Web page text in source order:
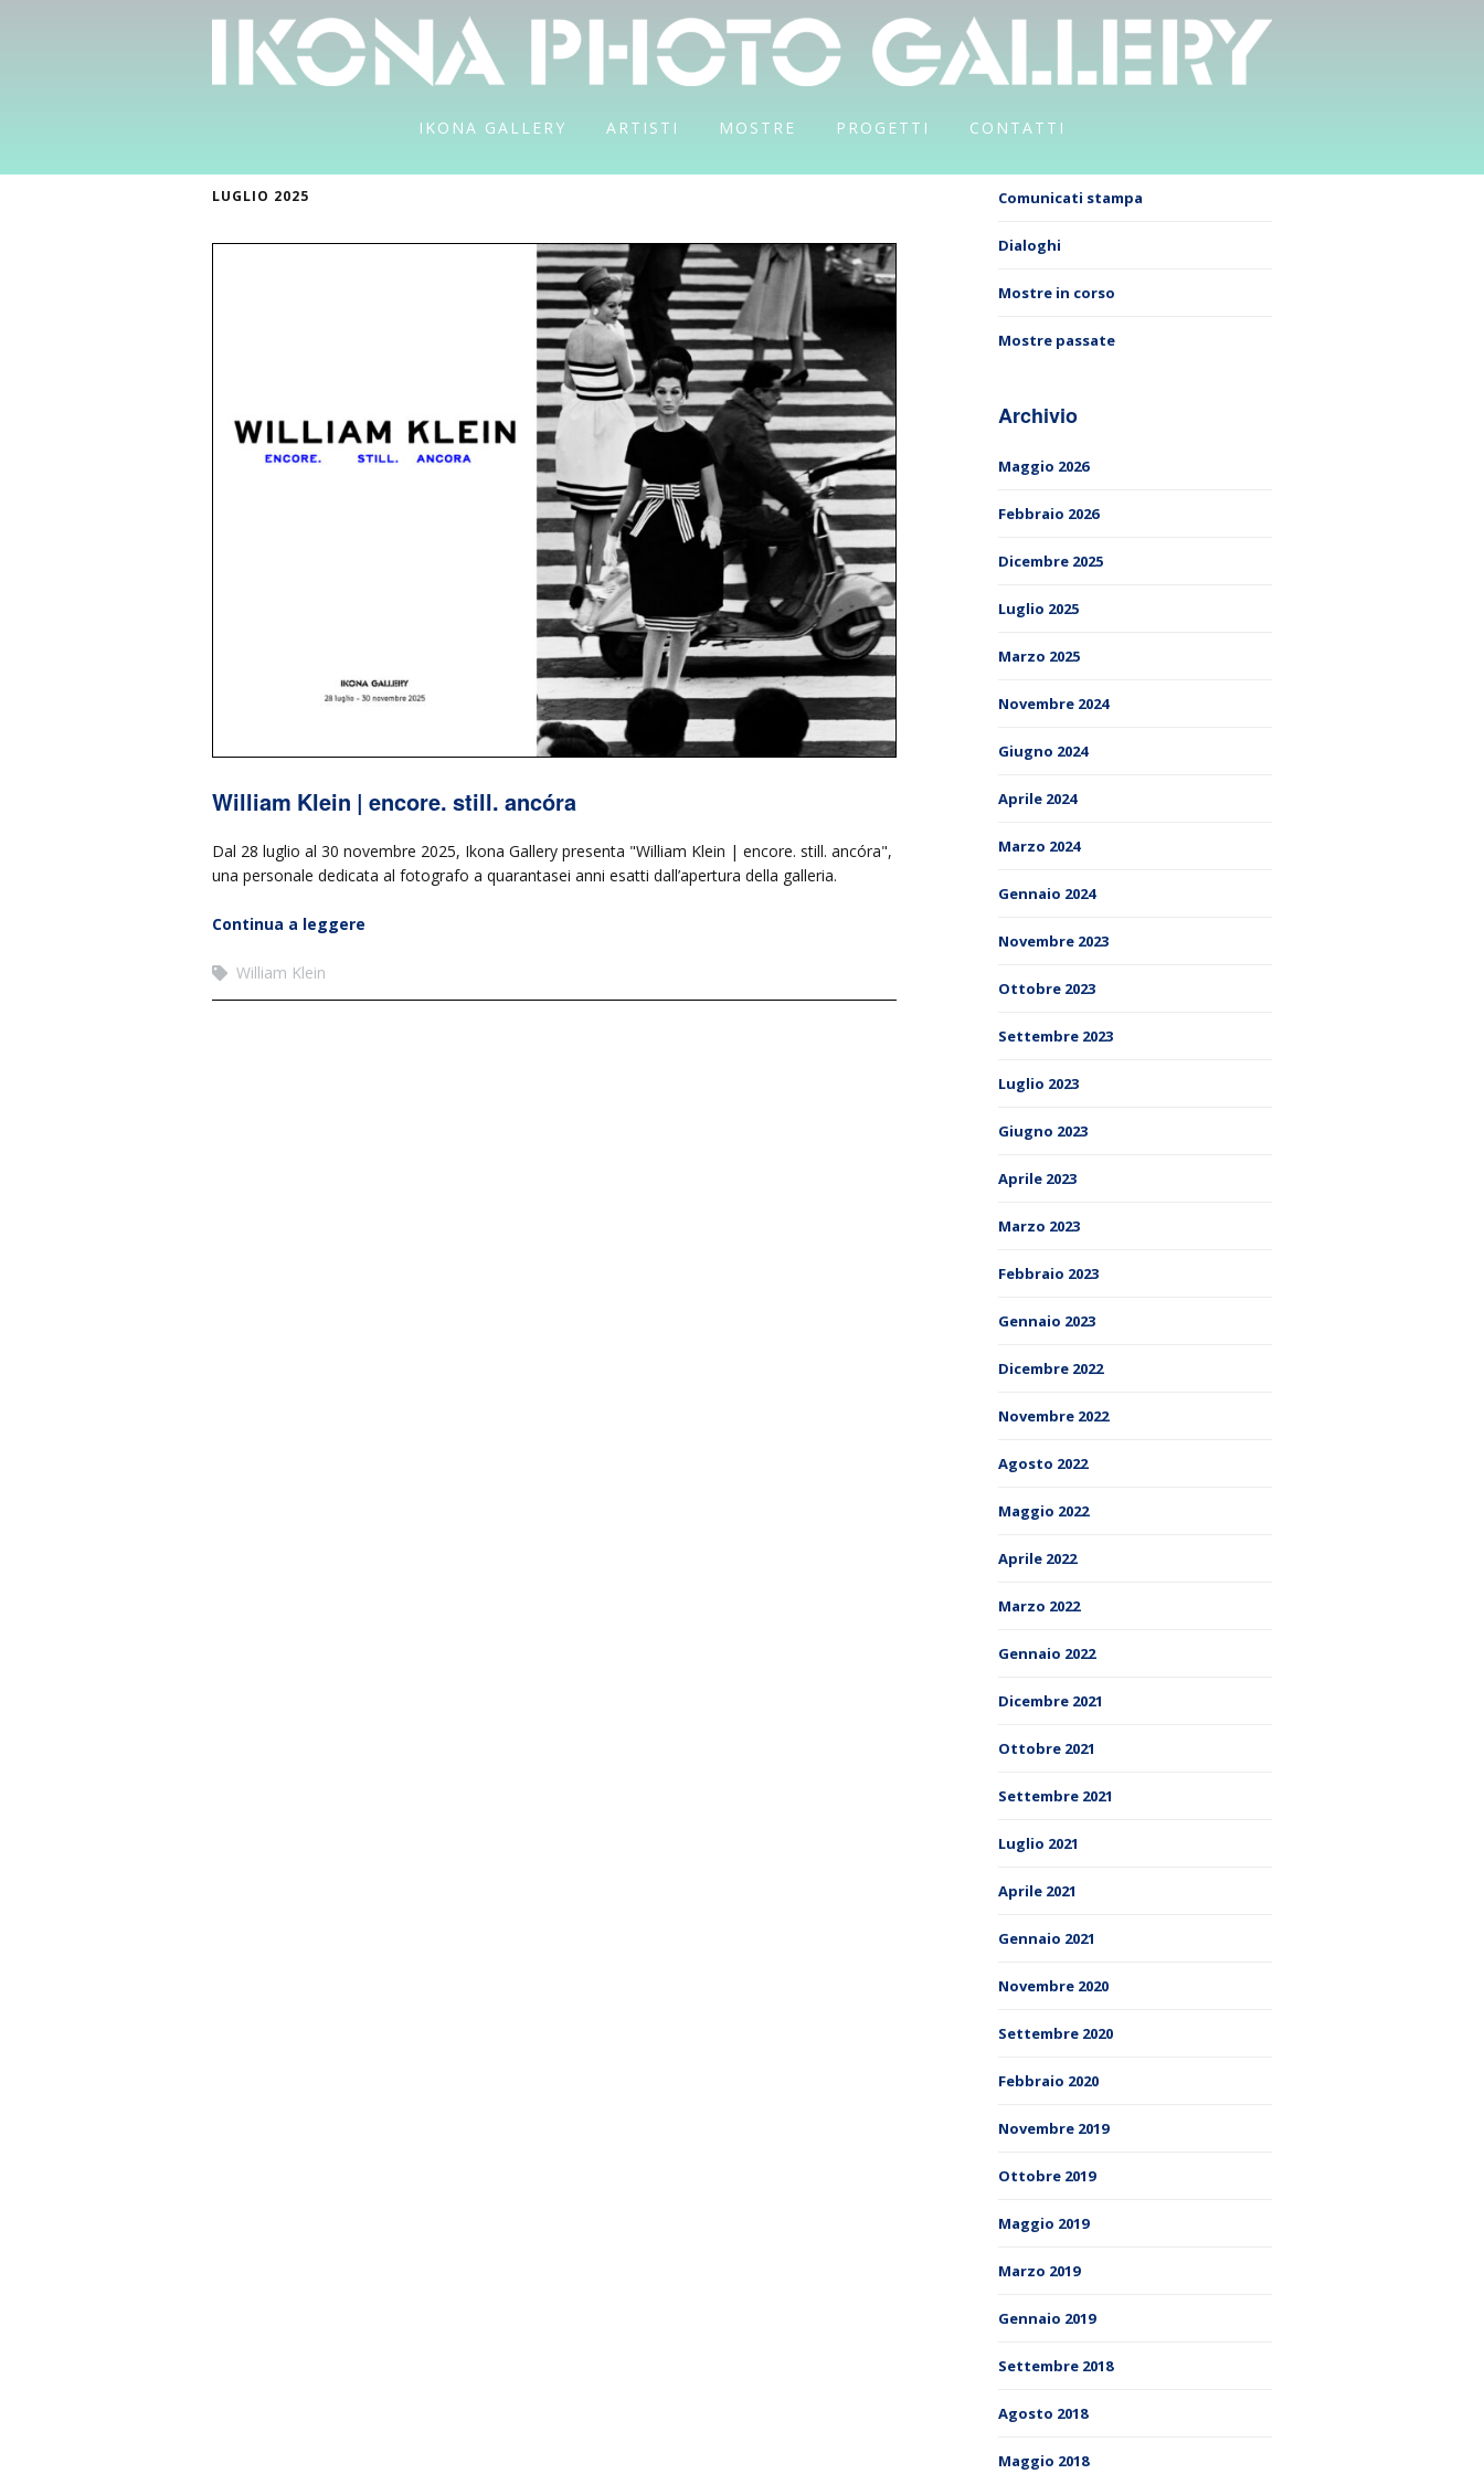
IKONA GALLERY ARTISTI MOSTRE PROGETTI CONTATTI
LUGLIO 2025
William Klein | encore. still. ancóra
Dal 28 luglio al 30 novembre 2025, Ikona Gallery presenta "William Klein | encore. still. ancóra",
una personale dedicata al fotografo a quarantasei anni esatti dall’apertura della galleria.
Continua a leggere
William Klein
Comunicati stampa
Dialoghi
Mostre in corso
Mostre passate
Archivio
Maggio 2026
Febbraio 2026
Dicembre 2025
Luglio 2025
Marzo 2025
Novembre 2024
Giugno 2024
Aprile 2024
Marzo 2024
Gennaio 2024
Novembre 2023
Ottobre 2023
Settembre 2023
Luglio 2023
Giugno 2023
Aprile 2023
Marzo 2023
Febbraio 2023
Gennaio 2023
Dicembre 2022
Novembre 2022
Agosto 2022
Maggio 2022
Aprile 2022
Marzo 2022
Gennaio 2022
Dicembre 2021
Ottobre 2021
Settembre 2021
Luglio 2021
Aprile 2021
Gennaio 2021
Novembre 2020
Settembre 2020
Febbraio 2020
Novembre 2019
Ottobre 2019
Maggio 2019
Marzo 2019
Gennaio 2019
Settembre 2018
Agosto 2018
Maggio 2018